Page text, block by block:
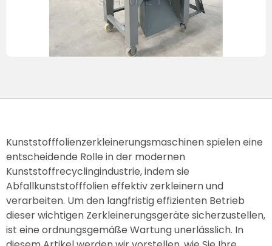
Kunststofffolienzerkleinerungsmaschinen spielen eine
entscheidende Rolle in der modernen
Kunststoffrecyclingindustrie, indem sie
Abfallkunststofffolien effektiv zerkleinern und
verarbeiten. Um den langfristig effizienten Betrieb
dieser wichtigen Zerkleinerungsgeräte sicherzustellen,
ist eine ordnungsgemäße Wartung unerlässlich. In